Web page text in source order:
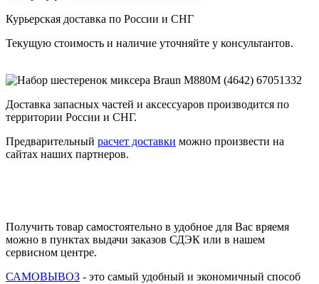
Курьерская доставка по России и СНГ
Текущую стоимость и наличие уточняйте у консультантов.
Доставка запасных частей и аксессуаров производится по
территории России и СНГ.
Предварительный расчет доставки можно произвести на
сайтах наших партнеров.
Получить товар самостоятельно в удобное для Вас вряемя
можно в пунктах выдачи заказов СДЭК или в нашем
сервисном центре.
САМОВЫВОЗ - это самый удобный и экономичный способ